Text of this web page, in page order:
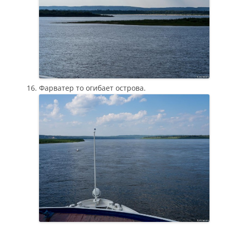
Фарватер то огибает острова.